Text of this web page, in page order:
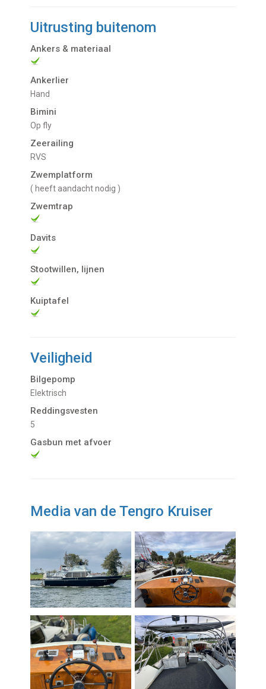
Uitrusting buitenom
Ankers & materiaal
Ankerlier
Hand
Bimini
Op fly
Zeerailing
RVS
Zwemplatform
( heeft aandacht nodig )
Zwemtrap
Davits
Stootwillen, lijnen
Kuiptafel
Veiligheid
Bilgepomp
Elektrisch
Reddingsvesten
5
Gasbun met afvoer
Media van de Tengro Kruiser